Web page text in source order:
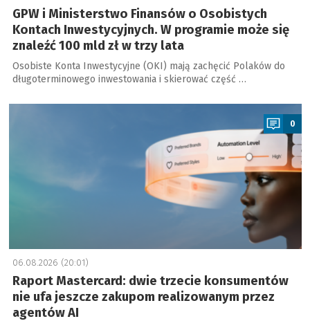
GPW i Ministerstwo Finansów o Osobistych
Kontach Inwestycyjnych. W programie może się
znaleźć 100 mld zł w trzy lata
Osobiste Konta Inwestycyjne (OKI) mają zachęcić Polaków do
długoterminowego inwestowania i skierować część …
a
0
06.08.2026 (20:01)
Raport Mastercard: dwie trzecie konsumentów
nie ufa jeszcze zakupom realizowanym przez
agentów AI